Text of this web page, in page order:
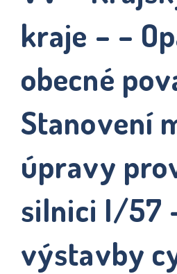
kraje – –
obecné
Stanovení
úpravy
silnici I/57
výstavby